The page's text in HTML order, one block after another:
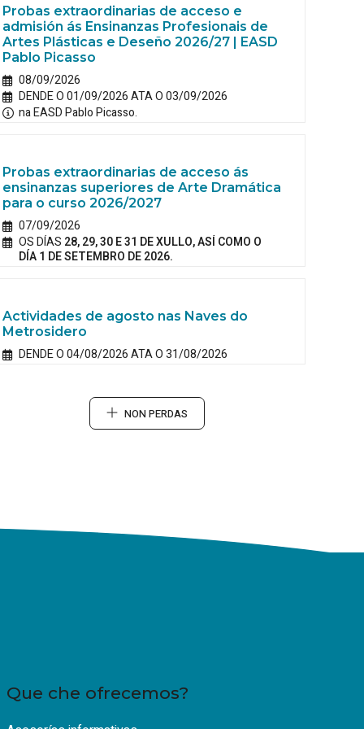
Probas extraordinarias de acceso e
admisión ás Ensinanzas Profesionais de
Artes Plásticas e Deseño 2026/27 | EASD
Pablo Picasso
08/09/2026
DENDE O 01/09/2026 ATA O 03/09/2026
na EASD Pablo Picasso.
Probas extraordinarias de acceso ás
ensinanzas superiores de Arte Dramática
para o curso 2026/2027
07/09/2026
OS DÍAS 28, 29, 30 E 31 DE XULLO, ASÍ COMO O
DÍA 1 DE SETEMBRO DE 2026.
Actividades de agosto nas Naves do
Metrosidero
DENDE O 04/08/2026 ATA O 31/08/2026
NON PERDAS
Que che ofrecemos?